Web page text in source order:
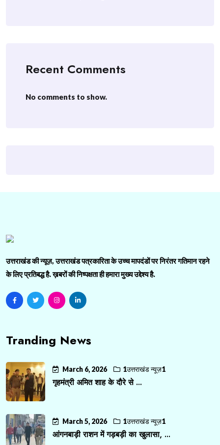
Recent Comments
No comments to show.
उत्तराखंड की न्यूज़, उत्तराखंड पत्रकारिता के उच्च मापदंडों पर निरंतर गतिमान रहने
के लिए प्रतिबद्ध है. ख़बरों की निष्पक्षता ही हमारा मुख्य उद्देश्य है.
Tranding News
March 6, 2026 1उत्तराखंड न्यूज़1
गृहमंत्री अमित शाह के दौरे से ...
March 5, 2026 1उत्तराखंड न्यूज़1
आंगनबाड़ी राशन में गड़बड़ी का खुलासा, ...